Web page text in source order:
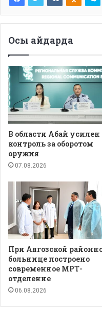
Осы айдарда
В области Абай усилен
контроль за оборотом
оружия
07.08.2026
При Аягозской
больнице построено
современное МРТ-
отделение
06.08.2026